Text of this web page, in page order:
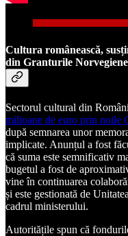
Cultura românească,
din Granturile
Sectorul cultural din
milioane de euro prin noile
după semnarea unor
implicate. Anunțul a fost
că suma este semnificativ
bugetul a fost de
vine în continuarea
și este gestionată de
cadrul ministerului.
Autoritățile spun că